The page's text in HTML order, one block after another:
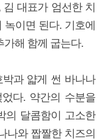
대표가 엄선한 치
녹이면 된다. 기호에
가해 함께 굽는다.
과 얇게 썬 바나나
다. 약간의 수분을
의 달콤함이 고소한
나와 짭짤한 치즈의